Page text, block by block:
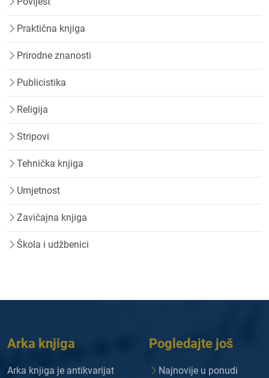
Praktična knjiga
Prirodne znanosti
Publicistika
Religija
Stripovi
Tehnička knjiga
Umjetnost
Zavičajna knjiga
Škola i udžbenici
Arka knjiga
Arka knjiga je antikvarijat
Pogledajte još
Najnovije u ponudi